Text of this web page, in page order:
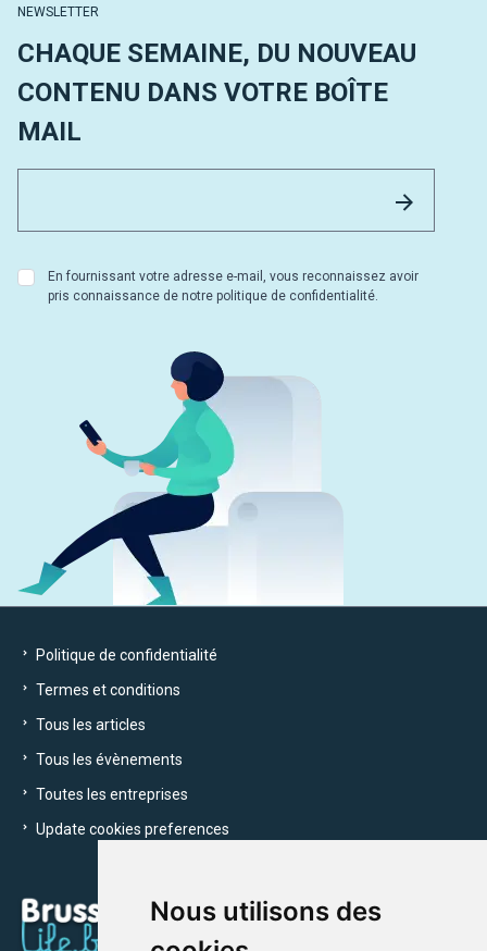
Nous utilisons des
NEWSLETTER
CHAQUE SEMAINE, DU NOUVEAU
CONTENU DANS VOTRE BOÎTE
MAIL
En fournissant votre adresse e-mail, vous reconnaissez avoir
pris connaissance de notre politique de confidentialité.
Politique de confidentialité
Termes et conditions
Tous les articles
Tous les évènements
Toutes les entreprises
Update cookies preferences